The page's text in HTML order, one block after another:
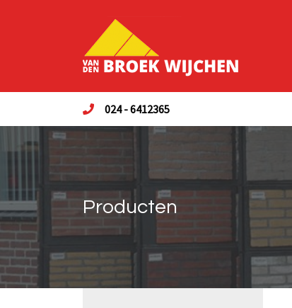
024 - 6412365
Producten